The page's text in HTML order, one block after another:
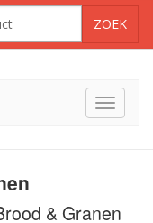
Toggle
& Granen